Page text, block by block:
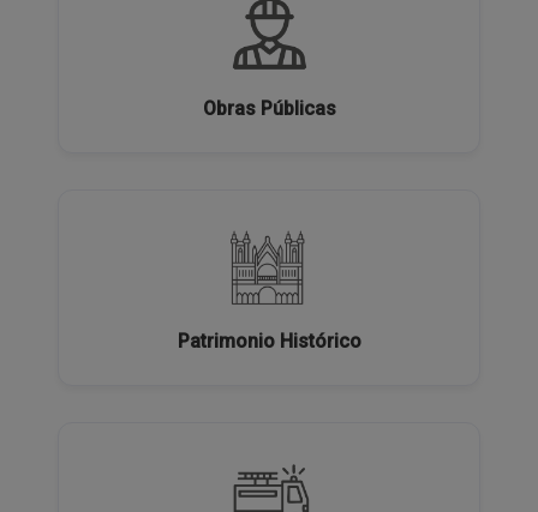
Obras Públicas
Patrimonio Histórico